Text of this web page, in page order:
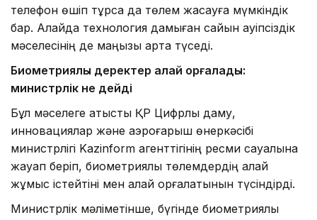
телефон өшіп тұрса да төлем жасауға мүмкіндік
бар. Алайда технология дамыған сайын қауіпсіздік
мәселесінің де маңызы арта түседі.
Биометриялық деректер қалай қорғалады:
министрлік не дейді
Бұл мәселеге қатысты ҚР Цифрлық даму,
инновациялар және аэроғарыш өнеркәсібі
министрлігі Kazinform агенттігінің ресми сауалына
жауап беріп, биометриялық төлемдердің қалай
жұмыс істейтіні мен қалай қорғалатынын түсіндірді.
Министрлік мәліметінше, бүгінде биометриялық